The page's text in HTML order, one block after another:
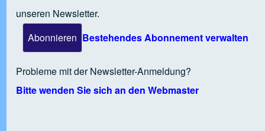
Open tab vvja-pane-38581164-10-pane
Open tab vvja-pane-38581164-11-pane
Open tab vvja-pane-38581164-12-pane
unseren Newsletter.
Bestehendes Abonnement verwalten
Probleme mit der Newsletter-Anmeldung?
Bitte wenden Sie sich an den Webmaster